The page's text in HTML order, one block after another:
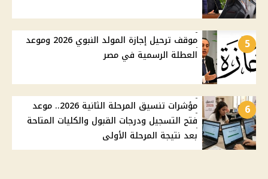
5
موقف ترحيل إجازة المولد النبوي 2026 وموعد
العطلة الرسمية في مصر
6
مؤشرات تنسيق المرحلة الثانية 2026.. موعد
فتح التسجيل ودرجات القبول والكليات المتاحة
بعد نتيجة المرحلة الأولى